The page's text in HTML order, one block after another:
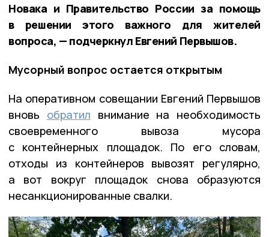
Новака и Правительство России за помощь
в решении этого важного для жителей
вопроса, — подчеркнул Евгений Первышов.
Мусорный вопрос остается открытым
На оперативном совещании Евгений Первышов
вновь обратил внимание на необходимость
своевременного вывоза мусора
с контейнерных площадок. По его словам,
отходы из контейнеров вывозят регулярно,
а вот вокруг площадок снова образуются
несанкционированные свалки.